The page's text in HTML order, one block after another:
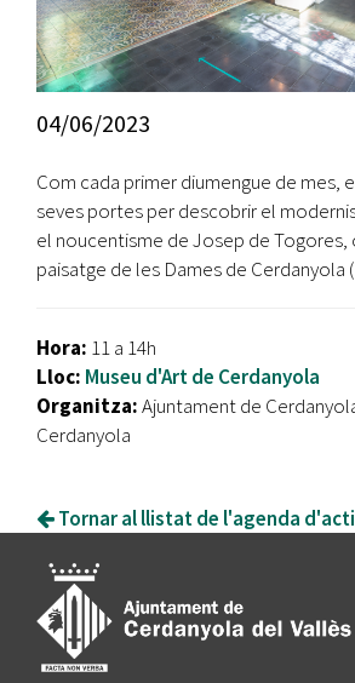
04/06/2023
Com cada primer diumengue de mes,
seves portes per descobrir el
el noucentisme de Josep de Togores,
paisatge de les Dames de Cerdanyola
Hora: 11 a 14h
Lloc: Museu d'Art de Cerdanyola
Organitza:Ajuntament de
Cerdanyola
Tornar al llistat de l'agenda